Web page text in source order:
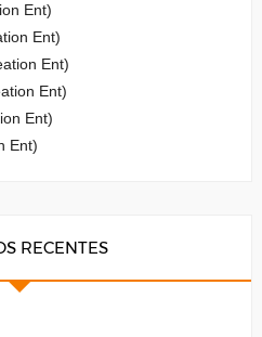
Ent)
Ent)
Ent)
Ent)
Ent)
Ent)
RECENTES